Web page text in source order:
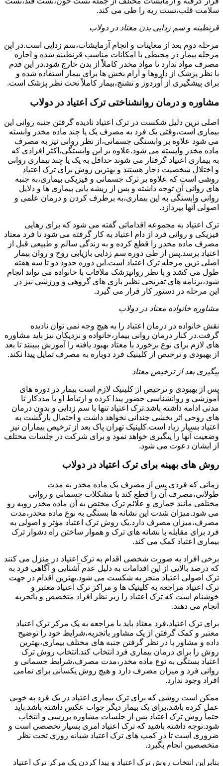
سلامت قلب،تست ریه را طی می کند.
قرنطینه و سم زدایی بدن معتاد در دولاب
مرحله دوم بعد از معاینات و انجام آزمایشات،سم زدایی است.در این
مرحله بیمار در محیطی با امکانات مناسب قرنطینه شده و اجازه
مصرف مواد ندارد تا مواد مخدر کاملاً از بدن خارج شود.در این قدم
با نظر پزشک از داروها و آرام بخش ها برای بیمار استفاده شده و
برای پیشگیری از اُوردوز و تشنج،بیمار کاملاً تحت نظر پزشک است.
مشاوره و درمان روانشناختی ترک اعتیاد در دولاب
اصلی ترین دلیل شکست در ترک اعتیاد نادیده گرفتن جنبه روانی این
بیماری است،وقتی یک فرد به مصرف یک یا چند ماده مخدر وابسته
می شود علاوه بر وابستگی جسمانی،از نظر روانی نیز به مصرف
ماده مخدر وابسته می شود.علاوه بر این وابستگی،اکثر افرادی که
به بیماری اعتیاد گرفتار می شوند حداقل به یک یا چند بیماری روانی
و اختلال شخصیت دچار هستند و بهترین روش برای ترک اعتیاد
روشی است که علاوه بر ترک جسمانی و فیزیکی بیماری،به جنبه
های روانی آن توجه داشته و پس از ریشه یابی بیماری ها و دلایل
روانی وابستگی به این بیماری،به برطرف کردن و درمان علمی و
اصولی آنها بپردازد.
ترک اعتیاد به مجموعه اقداماتی گفته می شود که برای رهایی
فیزیکی و روانی فرد از دام اعتیاد به کار گرفته می شود تا فرد معتاد
مصرف ماده مخدر را قطع کرده و به زندگی سالم و طبیعی قبل از
اعتیاد برسد.پس از طی دوره سم زدایی بازیابی روح و روان بیمار
اصلی ترین مرحله ترک اعتیاد است.این دوره حدود دو تا سه هفته
طول می کشد و با نظر روانپزشک ملاقات با خانواده می تواند انجام
شود،برنامه های تفریحی نظیر بازی های گروهی و ورزشی نیز در
این مرحله در دستور کار قرار می گیرد.
مشاوره خانواده معتاد در دولاب
نقش خانواده در درمان اعتیاد را به هیچ وجه نمی توان نادیده
گرفت.در کنار درمان روانی بیمار،خانواده و نزدیکان نیز باید مشاوره
های لازم برای نوع برخورد با معتاد بهبود یافته را آموزش ببینند تا بعد
از بهبودی و ترخیص از کلینیک فرد دوباره به مصرف تمایل پیدا نکند.
پیگیری بعد از ترخیص معتاد
پس از بهبودی و ترخیص از کلینیک لازم است بیمار در دوره های
آموزشی و روانشناسی حضور پیدا کرده و ارتباط او با مددکار تا
مدتی ادامه داشته باشد.ترک اعتیاد تنها با سم زدایی و بدون درمان
های روحی اثر بخشی چندانی نخواهد داشت و احتمال بازگشت به
اعتیاد بسیار زیاد است.کلینیک تهران پاک بعد از ترخیص بیماران نیز
وضعیت آنها را پیگیری خواهد نمود و برای شرکت در جلسات مختلف
از ایشان دعوت می شود.
روش های بهینه برای ترک اعتیاد در دولاب
زمانی که فردی پس از مصرف یک ماده مخدر به مدت
طولانی،مصرف آن را قطع کند با مشکلات جسمانی و روانی
مختلفی مانند خماری و علائم ترک مختص به آن ماده مخدر روبه رو
می شود.میزان شدت این نشانه ها بستگی به نوع ماده مخدر،مدت
مصرف،میزان مصرف دارد.یک روش ترک اعتیاد مؤثر و اصولی به
فرد برای مقابله با نشانه های ترک و هموار ساختن راه دشوار ترک
بیماری اعتیاد کمک می کند.
برخی افراد به صورت شخصی اقدام به ترک اعتیاد در منزل می کنند
که درصد بالایی از این اقدامات به دلیل عدم آشنایی و آگاهی فرد به
ترک اصولی اعتیاد منجر به شکست می شود.بهترین اقدام در جهت
ترک اعتیاد مراجعه به کلینیک ها و مراکز ترک اعتیاد معتبر و
خوشنام است که ترک اعتیاد را زیر نظر افراد متخصص و باتجربه
انجام می دهند.
برای ترک اعتیاد،فرد معتاد باید با مراجعه به یک مرکز ترک اعتیاد
معتبر و کمک گرفتن از یک مشاور باتجربه،شرایط خود را توضیح
داده و مشاور با در نظر گرفتن جنبه های مختلف بیماری،بهترین
روش را برای درمان بیماری فرد انتخاب کند.انتخاب روش ترک
اعتیاد بستگی به نوع ماده مخدر،مدت مصرف،شرایط جسمانی و
روانی فرد و میزان مصرف دارد و هیچ روش یکسانی برای تمامی
افراد وجود ندارد.
ممکن است روشی که برای ترک بیماری اعتیاد در یک فرد به خوبی
عمل کرده باشد،برای یک بیمار دیگر جواب عکس داشته باشد.باید
حتماً روش ترک اعتیاد پس از جلسات مشاوره بررسی و انتخاب
شود.توجه داشته باشید که ترک اعتیاد امری بسیار تخصصی است و
ضروری است تا در کمپ های ترک اعتیاد شبانه روزی تحت نظر
متخصصین انجام بگیرد.
بنابراین انتخاب روش ترک اعتیاد و پیدا کردن یک مرکز ترک اعتیاد